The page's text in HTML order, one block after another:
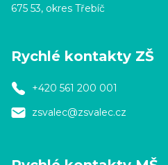
675 53, okres Třebíč
Rychlé kontakty ZŠ
+420 561 200 001
zsvalec@zsvalec.cz